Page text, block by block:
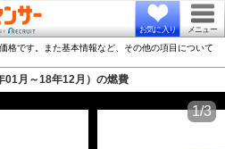
お気に入り メニュー
格です。また基本情報など、その他の項目について
01月～18年12月）の燃費
1/3